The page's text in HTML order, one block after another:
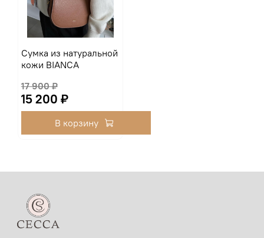
Сумка из натуральной
кожи BIANCA
17 900 ₽
15 200 ₽
В корзину